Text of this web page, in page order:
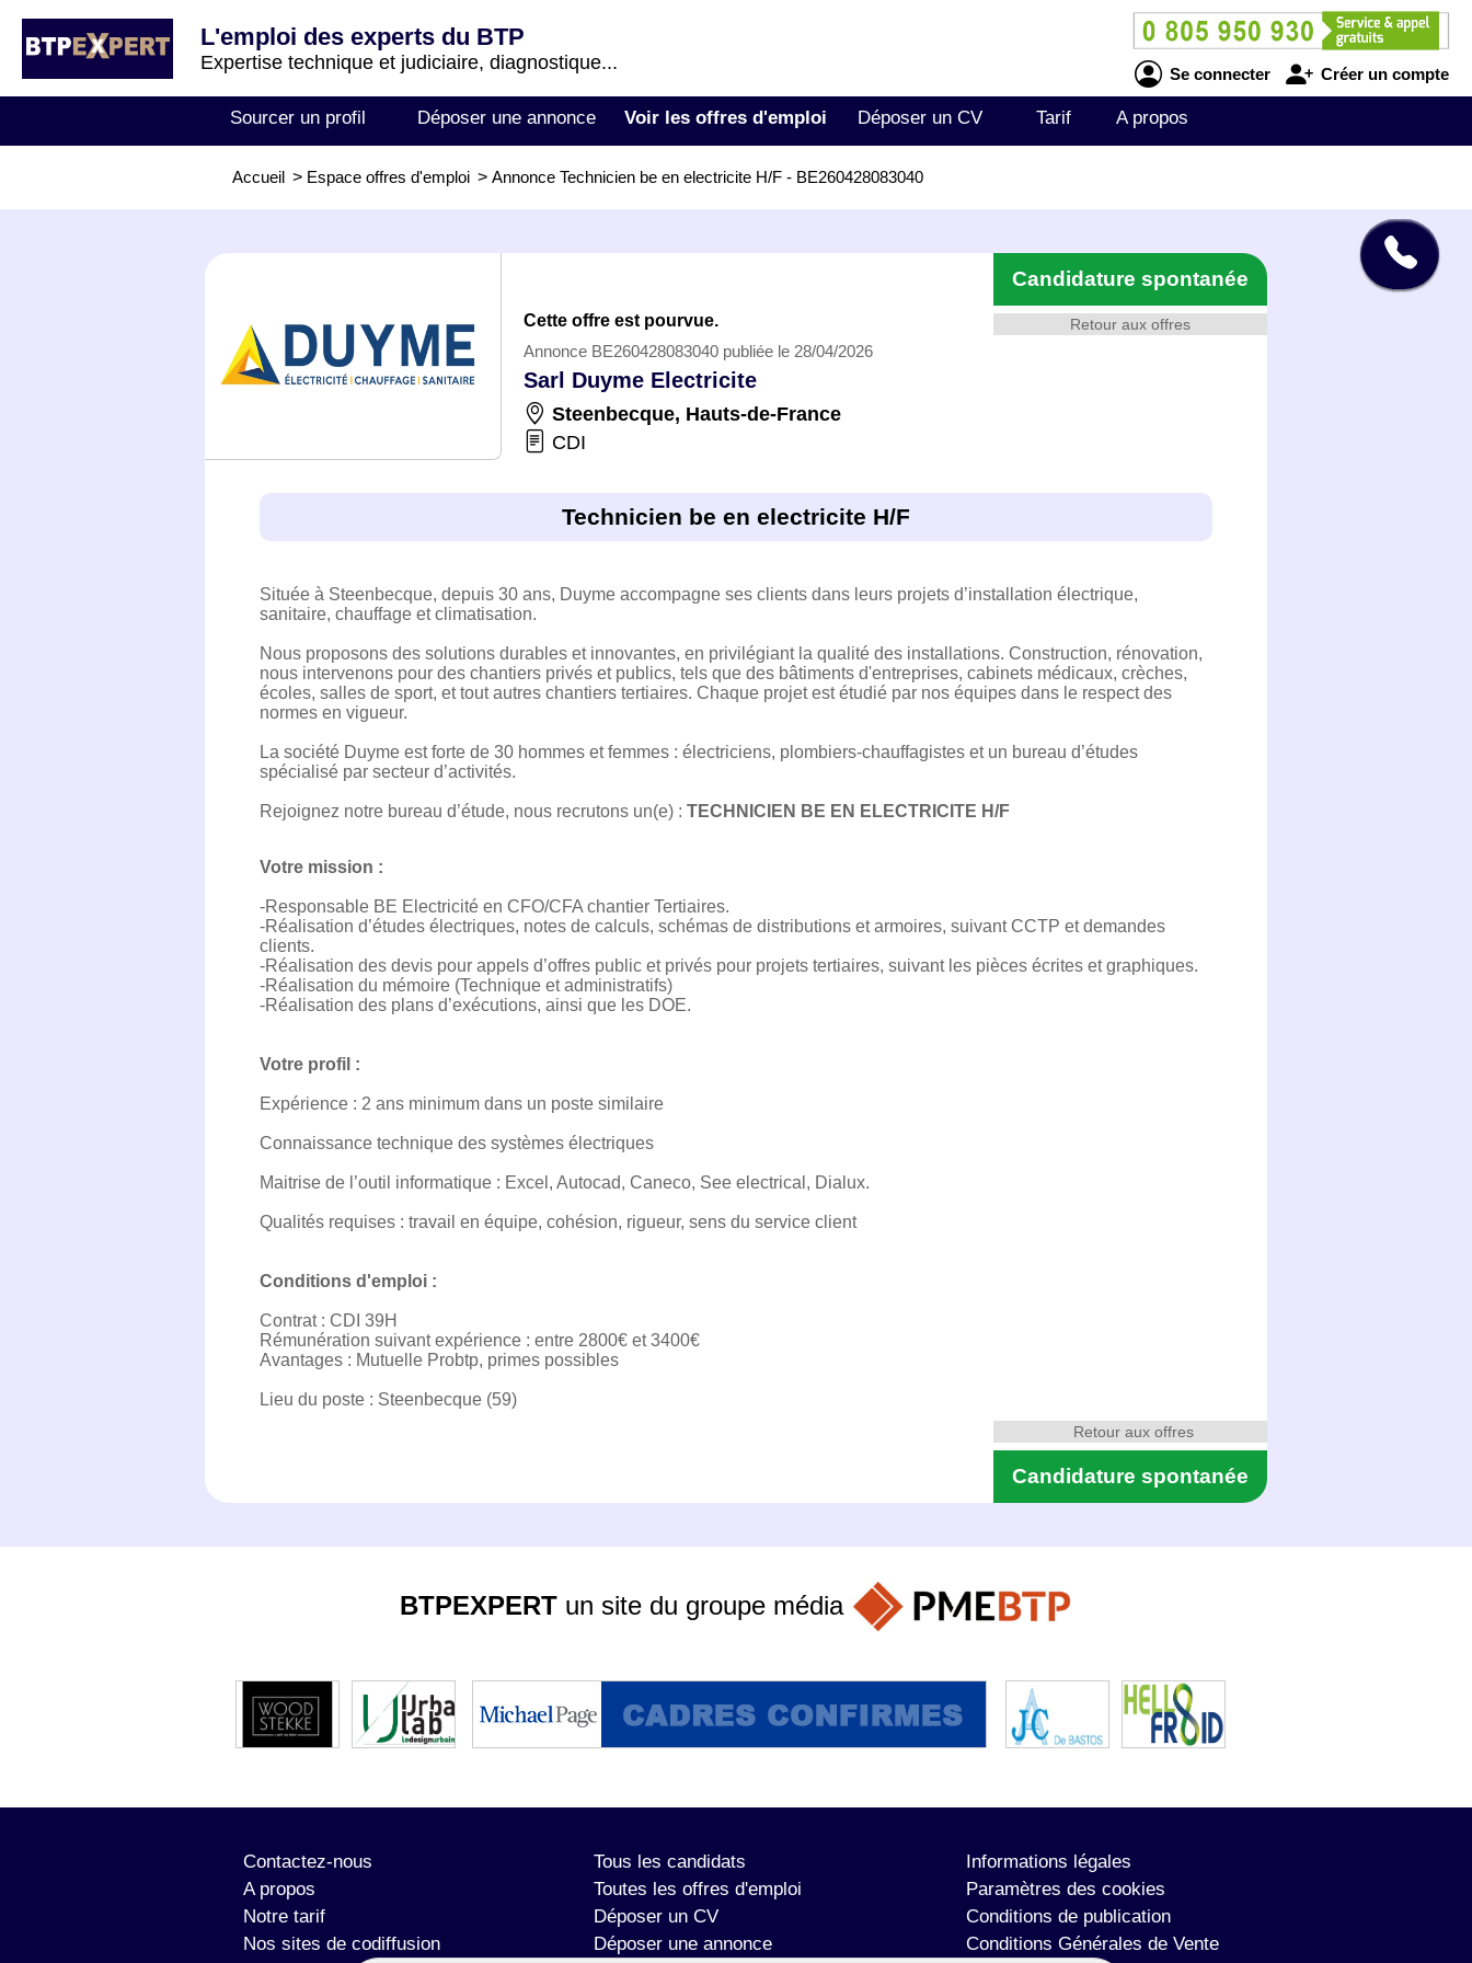
L'emploi des experts du BTP
Expertise technique et judiciaire, diagnostique...
Se connecter Créer un compte
Sourcer un profil Déposer une annonce Voir les offres d'emploi Déposer un CV Tarif A propos
Accueil > Espace offres d'emploi > Annonce Technicien be en electricite H/F - BE260428083040
Retour aux offres
Candidature spontanée
Cette offre est pourvue.
Annonce BE260428083040 publiée le 28/04/2026
Sarl Duyme Electricite
Steenbecque, Hauts-de-France
CDI
Technicien be en electricite H/F
Située à Steenbecque, depuis 30 ans, Duyme accompagne ses clients dans leurs projets d’installation électrique,
sanitaire, chauffage et climatisation.
Nous proposons des solutions durables et innovantes, en privilégiant la qualité des installations. Construction, rénovation,
nous intervenons pour des chantiers privés et publics, tels que des bâtiments d'entreprises, cabinets médicaux, crèches,
écoles, salles de sport, et tout autres chantiers tertiaires. Chaque projet est étudié par nos équipes dans le respect des
normes en vigueur.
La société Duyme est forte de 30 hommes et femmes : électriciens, plombiers-chauffagistes et un bureau d’études
spécialisé par secteur d’activités.
Rejoignez notre bureau d’étude, nous recrutons un(e) : TECHNICIEN BE EN ELECTRICITE H/F
Votre mission :
-Responsable BE Electricité en CFO/CFA chantier Tertiaires.
-Réalisation d’études électriques, notes de calculs, schémas de distributions et armoires, suivant CCTP et demandes
clients.
-Réalisation des devis pour appels d’offres public et privés pour projets tertiaires, suivant les pièces écrites et graphiques.
-Réalisation du mémoire (Technique et administratifs)
-Réalisation des plans d’exécutions, ainsi que les DOE.
Votre profil :
Expérience : 2 ans minimum dans un poste similaire
Connaissance technique des systèmes électriques
Maitrise de l’outil informatique : Excel, Autocad, Caneco, See electrical, Dialux.
Qualités requises : travail en équipe, cohésion, rigueur, sens du service client
Conditions d'emploi :
Contrat : CDI 39H
Rémunération suivant expérience : entre 2800€ et 3400€
Avantages : Mutuelle Probtp, primes possibles
Lieu du poste : Steenbecque (59)
Candidature spontanée
Retour aux offres
BTPEXPERTun site du groupe média
Contactez-nous
A propos
Notre tarif
Nos sites de codiffusion
Tous les candidats
Toutes les offres d'emploi
Déposer un CV
Déposer une annonce
Informations légales
Paramètres des cookies
Conditions de publication
Conditions Générales de Vente